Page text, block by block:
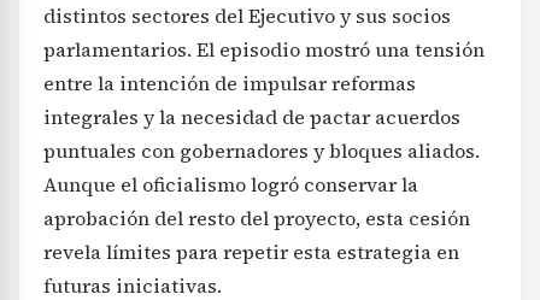
distintos sectores del Ejecutivo y sus socios
parlamentarios. El episodio mostró una tensión
entre la intención de impulsar reformas
integrales y la necesidad de pactar acuerdos
puntuales con gobernadores y bloques aliados.
Aunque el oficialismo logró conservar la
aprobación del resto del proyecto, esta cesión
revela límites para repetir esta estrategia en
futuras iniciativas.